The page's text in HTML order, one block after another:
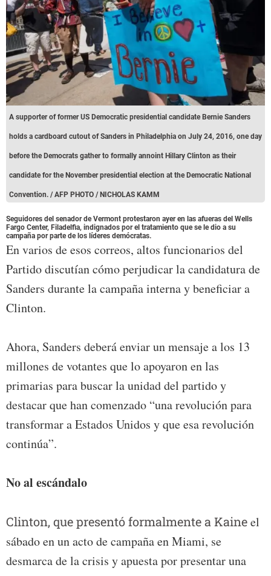
A supporter of former US Democratic presidential candidate Bernie Sanders
holds a cardboard cutout of Sanders in Philadelphia on July 24, 2016, one day
before the Democrats gather to formally annoint Hillary Clinton as their
candidate for the November presidential election at the Democratic National
Convention. / AFP PHOTO / NICHOLAS KAMM
Seguidores del senador de Vermont protestaron ayer en las afueras del Wells
Fargo Center, Filadelfia, indignados por el tratamiento que se le dio a su
campaña por parte de los líderes demócratas.
En varios de esos correos, altos funcionarios del
Partido discutían cómo perjudicar la candidatura de
Sanders durante la campaña interna y beneficiar a
Clinton.
Ahora, Sanders deberá enviar un mensaje a los 13
millones de votantes que lo apoyaron en las
primarias para buscar la unidad del partido y
destacar que han comenzado “una revolución para
transformar a Estados Unidos y que esa revolución
continúa”.
No al escándalo
Clinton, que presentó formalmente a Kaineel
sábado en un acto de campaña en Miami, se
desmarca de la crisis y apuesta por presentar una